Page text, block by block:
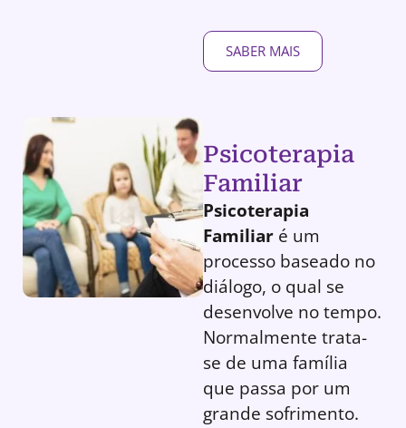
SABER MAIS
Psicoterapia
Familiar
Psicoterapia
Familiar é um
processo baseado no
diálogo, o qual se
desenvolve no tempo.
Normalmente trata-
se de uma família
que passa por um
grande sofrimento.